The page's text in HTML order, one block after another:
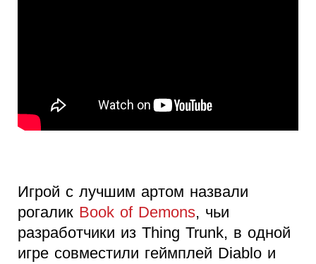
Игрой с лучшим артом назвали
рогалик Book of Demons, чьи
разработчики из Thing Trunk, в одной
игре совместили геймплей Diablo и